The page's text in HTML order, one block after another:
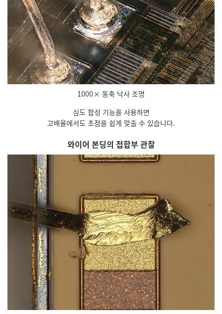
1000× 동축 낙사 조명
심도 합성 기능을 사용하면
고배율에서도 초점을 쉽게 맞출 수 있습니다.
와이어 본딩의 접합부 관찰